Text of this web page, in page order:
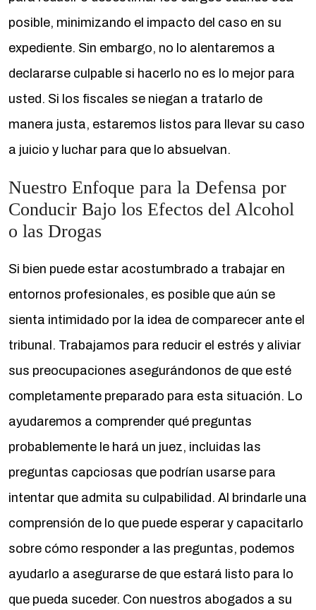
posible, minimizando el impacto del caso en su
expediente. Sin embargo, no lo alentaremos a
declararse culpable si hacerlo no es lo mejor para
usted. Si los fiscales se niegan a tratarlo de
manera justa, estaremos listos para llevar su caso
a juicio y luchar para que lo absuelvan.
Nuestro Enfoque para la Defensa por
Conducir Bajo los Efectos del Alcohol
o las Drogas
Si bien puede estar acostumbrado a trabajar en
entornos profesionales, es posible que aún se
sienta intimidado por la idea de comparecer ante el
tribunal. Trabajamos para reducir el estrés y aliviar
sus preocupaciones asegurándonos de que esté
completamente preparado para esta situación. Lo
ayudaremos a comprender qué preguntas
probablemente le hará un juez, incluidas las
preguntas capciosas que podrían usarse para
intentar que admita su culpabilidad. Al brindarle una
comprensión de lo que puede esperar y capacitarlo
sobre cómo responder a las preguntas, podemos
ayudarlo a asegurarse de que estará listo para lo
que pueda suceder. Con nuestros abogados a su